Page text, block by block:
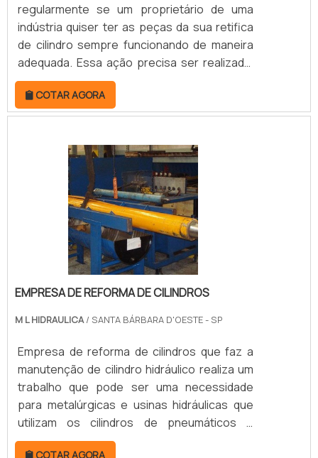
regularmente se um proprietário de uma
indústria quiser ter as peças da sua retifica
de cilindro sempre funcionando de maneira
adequada. Essa ação precisa ser realizada,
porque com o uso durante muito tempo do
equipamento, o cilindro tem a possibilidade
de ficar desgastado e o seu rendimento não
torna fundamental ser feita a reforma.Esse
tipo de reforma além de ser realizado quando
ocorre um defeito no equipamento,.
COTAR AGORA
EMPRESA DE REFORMA DE CILINDROS
M L HIDRAULICA/ SANTA BÁRBARA D'OESTE - SP
Empresa de reforma de cilindros que faz a
manutenção de cilindro hidráulico realiza um
trabalho que pode ser uma necessidade
para metalúrgicas e usinas hidráulicas que
utilizam os cilindros de pneumáticos e
hidráulicos. Desse modo, esse trabalho da
COTAR AGORA